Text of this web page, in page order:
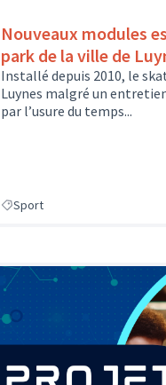
Nouveaux modules
park de la ville de
Installé depuis 2010, le
Luynes malgré un
par l’usure du temps...
Sport